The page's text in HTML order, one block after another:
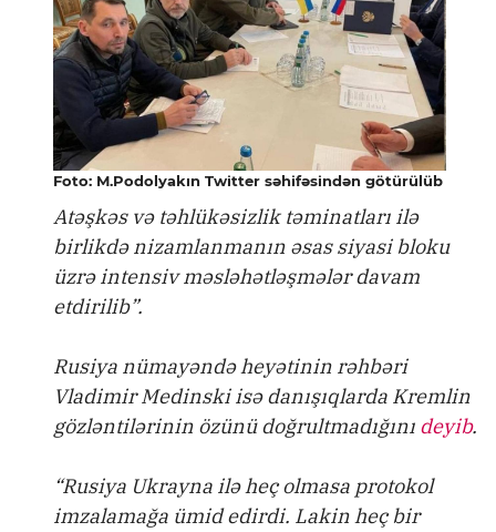
Foto: M.Podolyakın Twitter səhifəsindən götürülüb
Atəşkəs və təhlükəsizlik təminatları ilə
birlikdə nizamlanmanın əsas siyasi bloku
üzrə intensiv məsləhətləşmələr davam
etdirilib”.
Rusiya nümayəndə heyətinin rəhbəri
Vladimir Medinski isə danışıqlarda Kremlin
gözləntilərinin özünü doğrultmadığını deyib.
“Rusiya Ukrayna ilə heç olmasa protokol
imzalamağa ümid edirdi. Lakin heç bir